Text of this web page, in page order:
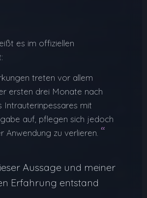
es im offiziellen
treten vor allem
ersten drei Monate nach
Intrauterinpessares mit
auf, pflegen sich jedoch
Anwendung zu verlieren. “
Aussage und meiner
Erfahrung entstand